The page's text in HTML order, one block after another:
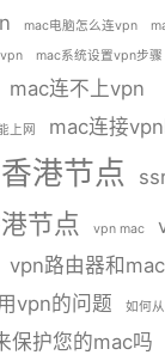
mac电脑怎么连vpn
mac系统设置vpn步骤
mac连不上vpn
上网 mac连接
港节点
节点 vpn mac
vpn路由器和
vpn的问题
如何
保护您的mac吗